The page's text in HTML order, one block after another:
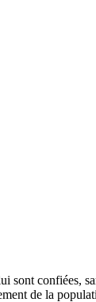
confiées,
de la